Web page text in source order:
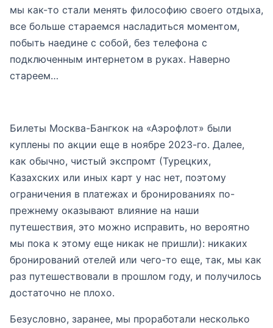
мы как-то стали менять философию своего отдыха,
все больше стараемся насладиться моментом,
побыть наедине с собой, без телефона с
подключенным интернетом в руках. Наверно
стареем…
Билеты Москва-Бангкок на «Аэрофлот» были
куплены по акции еще в ноябре 2023-го. Далее,
как обычно, чистый экспромт (Турецких,
Казахских или иных карт у нас нет, поэтому
ограничения в платежах и бронированиях по-
прежнему оказывают влияние на наши
путешествия, это можно исправить, но вероятно
мы пока к этому еще никак не пришли): никаких
бронирований отелей или чего-то еще, так, мы как
раз путешествовали в прошлом году, и получилось
достаточно не плохо.
Безусловно, заранее, мы проработали несколько